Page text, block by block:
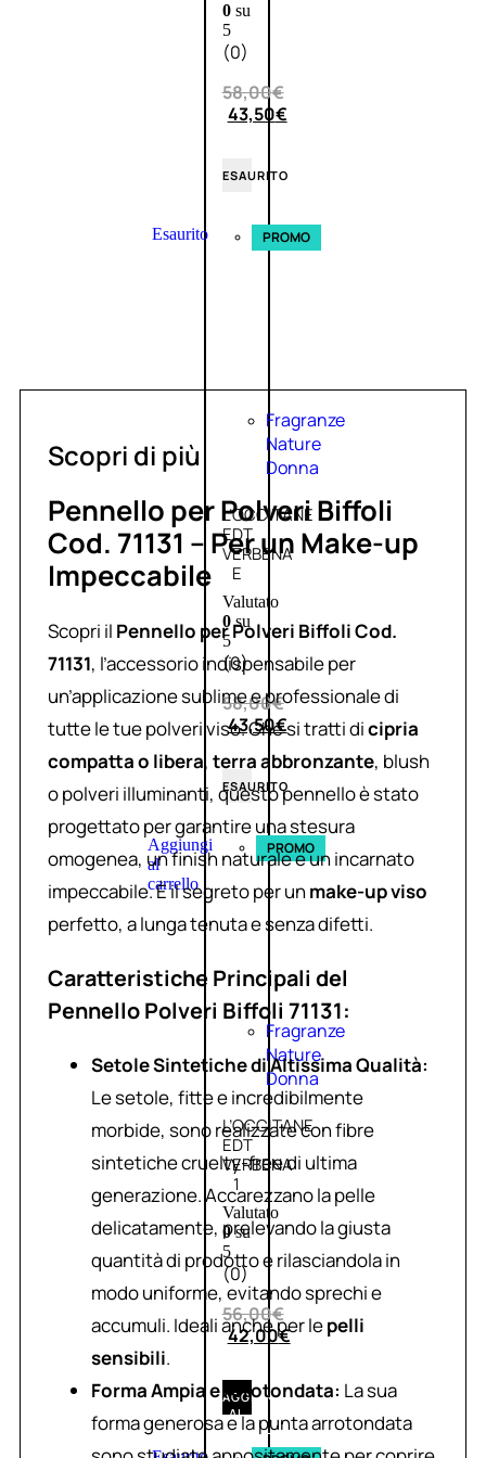
0su
5
(0)
58,00€
43,50€
ESAURITO
Esaurito PROMO
Fragranze
Nature
Donna
L’OCCITANE
EDT
VERBENA
E
Valutato
0su
5
(0)
58,00€
43,50€
ESAURITO
Aggiungi
al
carrello
PROMO
Fragranze
Nature
Donna
L’OCCITANE
EDT
VERBENA
1
Valutato
0su
5
(0)
56,00€
42,00€
AGGIUNGI
AL
CARRELLO
Scopri di più
Pennello per Polveri Biffoli
Cod. 71131 – Per un Make-up
Impeccabile
Scopri il Pennello per Polveri Biffoli Cod.
71131, l’accessorio indispensabile per
un’applicazione sublime e professionale di
tutte le tue polveri viso. Che si tratti dicipria
compatta o libera, terra abbronzante, blush
o polveri illuminanti, questo pennello è stato
progettato per garantire una stesura
omogenea, un finish naturale e un incarnato
impeccabile. È il segreto per un make-up viso
perfetto, a lunga tenuta e senza difetti.
Caratteristiche Principali del
Pennello Polveri Biffoli 71131:
Setole Sintetiche di Altissima Qualità:
Le setole, fitte e incredibilmente
morbide, sono realizzate con fibre
sintetiche cruelty-free di ultima
generazione. Accarezzano la pelle
delicatamente, prelevando la giusta
quantità di prodotto e rilasciandola in
modo uniforme, evitando sprechi e
accumuli. Ideali anche per lepelli
sensibili.
Forma Ampia e Arrotondata: La sua
forma generosa e la punta arrotondata